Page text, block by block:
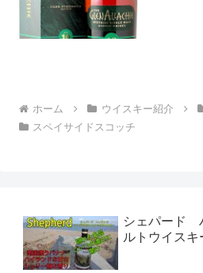
ホーム ウイスキー紹介
スペイサイドスコッチ
シェパード
ルトウイスキ